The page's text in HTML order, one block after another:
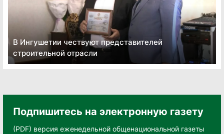
В Ингушетии чествуют представителей
строительной отрасли
Подпишитесь на электронную газету
(PDF) версия еженедельной общенациональной газеты